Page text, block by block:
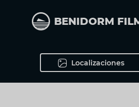
contenido
BENIDORM
Localizaciones